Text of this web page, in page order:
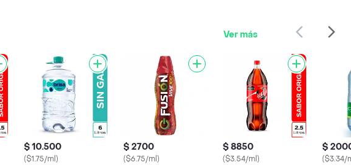
Ver más
$ 10.500
($1.75/ml)
$ 2700
($6.75/ml)
$ 8850
($3.54/ml)
$
($3.34/